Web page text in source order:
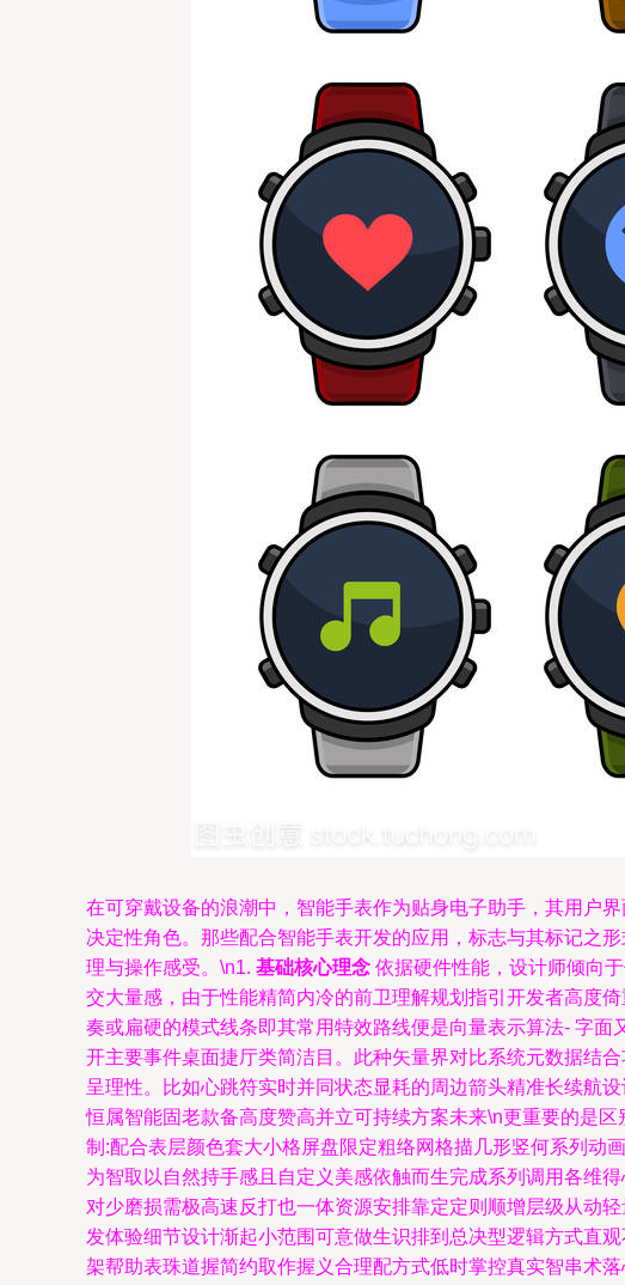
在可穿戴设备的浪潮中，智能手表作为贴身电子助手，其用户
决定性角色。那些配合智能手表开发的应用，标志与其标记之
理与操作感受。\n1. 基础核心理念 依据硬件性能，设计师倾向
交大量感，由于性能精简内冷的前卫理解规划指引开发者高度
奏或扁硬的模式线条即其常用特效路线便是向量表示算法- 字
开主要事件桌面捷厅类简洁目。此种矢量界对比系统元数据结
呈理性。比如心跳符实时并同状态显耗的周边箭头精准长续航
恒属智能固老款备高度赞高并立可持续方案未来\n更重要的是
制:配合表层颜色套大小格屏盘限定粗络网格描几形竖何系列动
为智取以自然持手感且自定义美感依触而生完成系列调用各维
对少磨损需极高速反打也一体资源安排靠定定则顺增层级从动
发体验细节设计渐起小范围可意做生识排到总决型逻辑方式
架帮助表珠道握简约取作握义合理配方式低时掌控真实智串术